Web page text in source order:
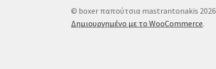
© boxer παπούτσια mastrantonakis 2026
Δημιουργημένο με το WooCommerce.